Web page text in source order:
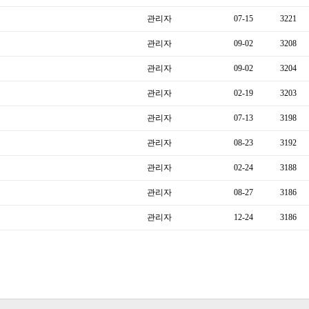
관리자 07-15 3221
관리자 09-02 3208
관리자 09-02 3204
관리자 02-19 3203
관리자 07-13 3198
관리자 08-23 3192
관리자 02-24 3188
관리자 08-27 3186
관리자 12-24 3186